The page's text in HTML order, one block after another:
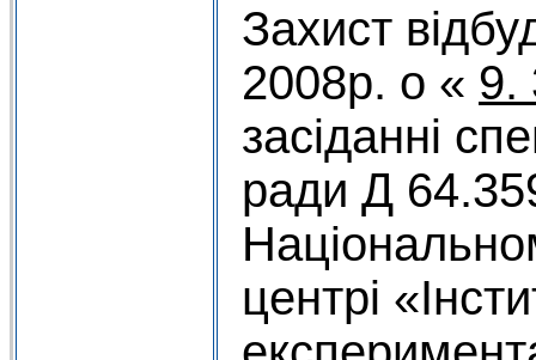
Захист
2008р. о « 9.
засіданні
ради Д
центрі